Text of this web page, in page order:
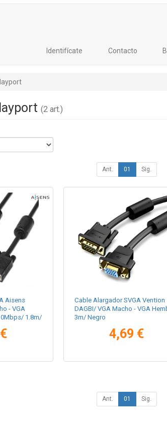
Identifícate Contacto
(2 art.)
Ant. 01 Sig.
Aisens
- VGA
1.8m/
Cable Alargador SVGA Vention
DAGBI/ VGA Macho - VGA
3m/ Negro
4,69 €
Ant. 01 Sig.